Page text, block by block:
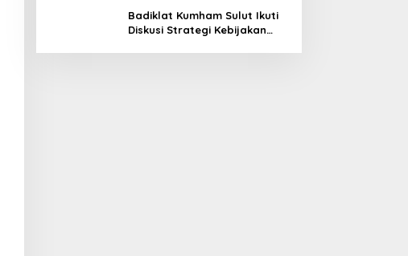
Badiklat Kumham Sulut Ikuti
Diskusi Strategi Kebijakan